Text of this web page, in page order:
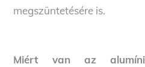
megszüntetésére is.
Miért van az